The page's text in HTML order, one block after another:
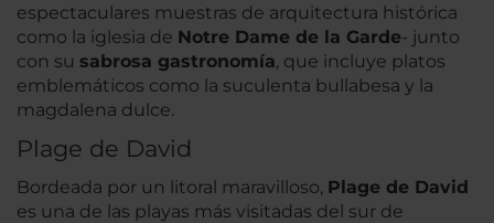
espectaculares muestras de arquitectura histórica
como la iglesia de Notre Dame de la Garde- junto
con su sabrosa gastronomía, que incluye platos
emblemáticos como la suculenta bullabesa y la
magdalena dulce.
Plage de David
Bordeada por un litoral maravilloso, Plage de David
es una de las playas más visitadas del sur de